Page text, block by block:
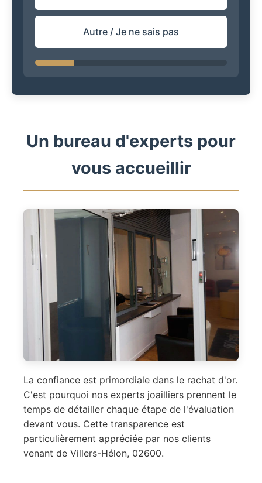
Autre / Je ne sais pas
Un bureau d'experts pour
vous accueillir
La confiance est primordiale dans le rachat d'or.
C'est pourquoi nos experts joailliers prennent le
temps de détailler chaque étape de l'évaluation
devant vous. Cette transparence est
particulièrement appréciée par nos clients
venant de Villers-Hélon, 02600.